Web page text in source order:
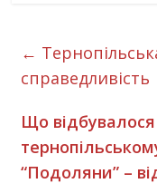
←
справедливість
Що відбувалося
“Подоляни” –